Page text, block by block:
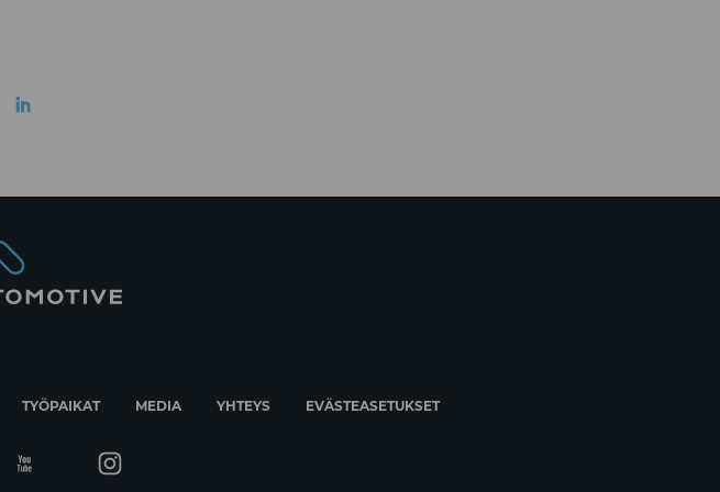
TYÖPAIKAT MEDIA YHTEYS EVÄSTEASETUKSET
Linkedin Youtube